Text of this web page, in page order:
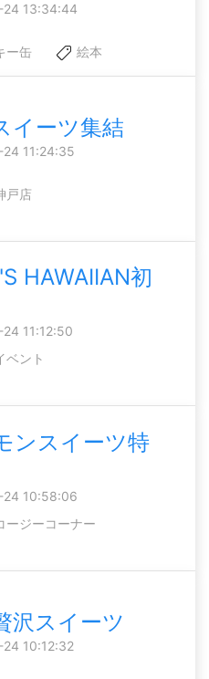
13:34:44
ー缶 絵本
イーツ集結
11:24:35
戸店
HAWAIIAN初
11:12:50
ベント
ンスイーツ特
10:58:06
ージーコーナー
沢スイーツ
10:12:32